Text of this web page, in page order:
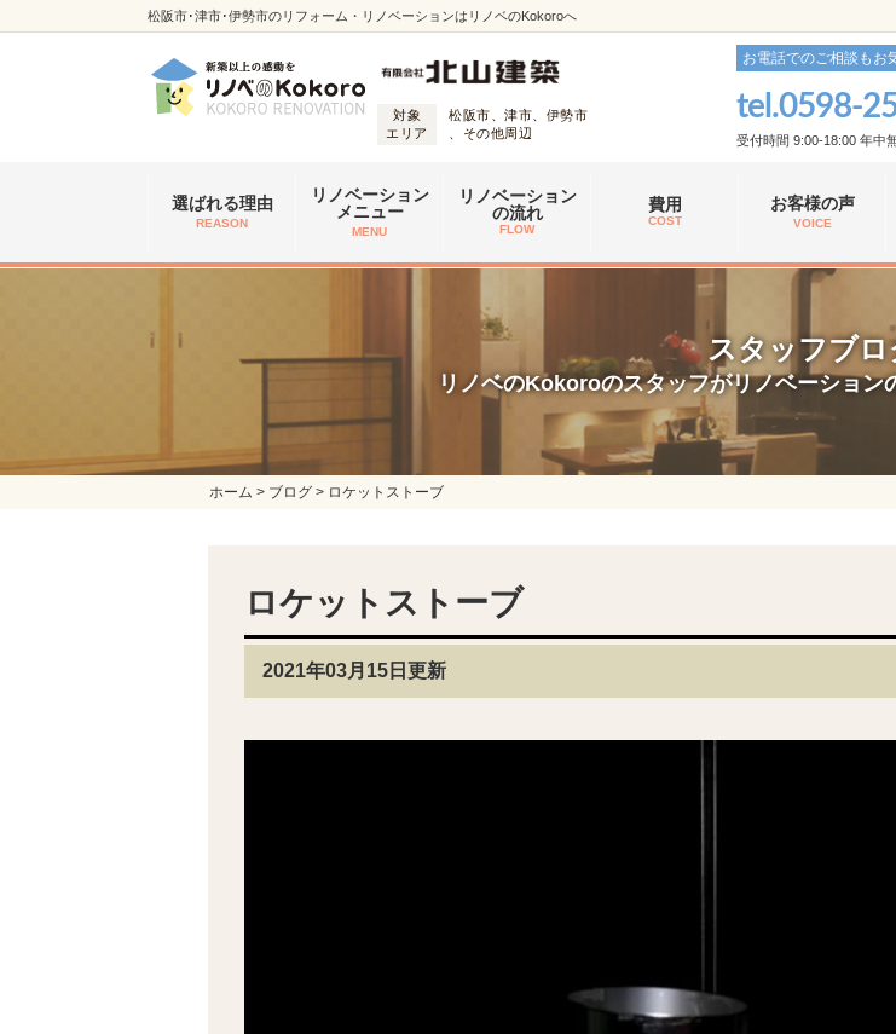
松阪市･津市･伊勢市のリフォーム・リノベーションはリノベのKokoroへ
対象
エリア
松阪市、津市、伊勢市
、その他周辺
お電話でのご相談もお
tel.0598-
受付時間 9:00-18:00 年中
選ばれる理由
REASON
リノベーション
メニュー
MENU
リノベーション
の流れ
FLOW
費用
COST
お客様の声
VOICE
スタッフブロ
リノベのKokoroのスタッフがリノベーション
ホーム > ブログ > ロケットストーブ
ロケットストーブ
2021年03月15日更新